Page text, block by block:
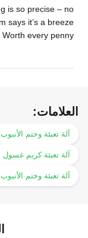
is so precise – no
says it’s a breeze
every penny!
العلامات:
آلة تعبئة وختم
آلة تعبئة كريم غسول
آلة تعبئة وختم